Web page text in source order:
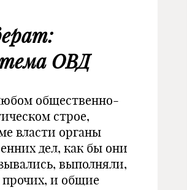
ОВД
общественно-
строе,
власти органы
дел, как бы они
выполняли,
прочих, и общие